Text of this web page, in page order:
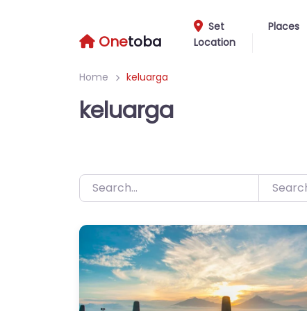
Onetoba
Set
Location
Places
Home keluarga
keluarga